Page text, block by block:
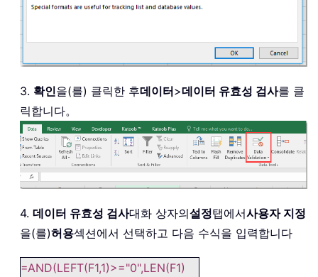
3. 확인을(를) 클릭한 후데이터>데이터 유효성 검사를 클
릭합니다。
4. 데이터 유효성 검사대화 상자의설정탭에서사용자 지정
을(를)허용섹션에서 선택하고 다음 수식을 입력합니다
=AND(LEFT(F1,1)>="0",LEN(F1)